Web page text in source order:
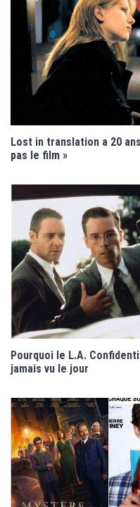
Lost in translation a 20
pas le film »
Pourquoi le L.A.
jamais vu le jour